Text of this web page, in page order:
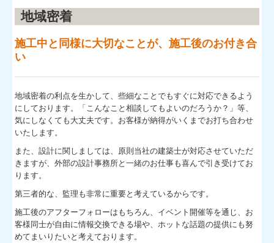
地域密着
施工中と同様に大切なことが、施工後のお付き合
い
地域密着の利点を生かして、些細なことでもすぐに対応できるよう
にしております。
「こんなこと相談してもよいのだろうか？」等、
気にしなくても大丈夫です。お客様が納得がいくまでお打ち合わせ
いたします。
また、設計に関しましては、原則当社の建築士が対応させていただ
きますが、外部の設計事務所と一緒のお仕事も喜んで引き受けてお
ります。
第三者的な、監理も非常に重要と考えているからです。
施工後のアフターフォローはもちろん、イベント開催等を通じ、お
客様同士が自由に情報交換できる場や、ホットな話題の提供にも努
めてまいりたいと考えております。